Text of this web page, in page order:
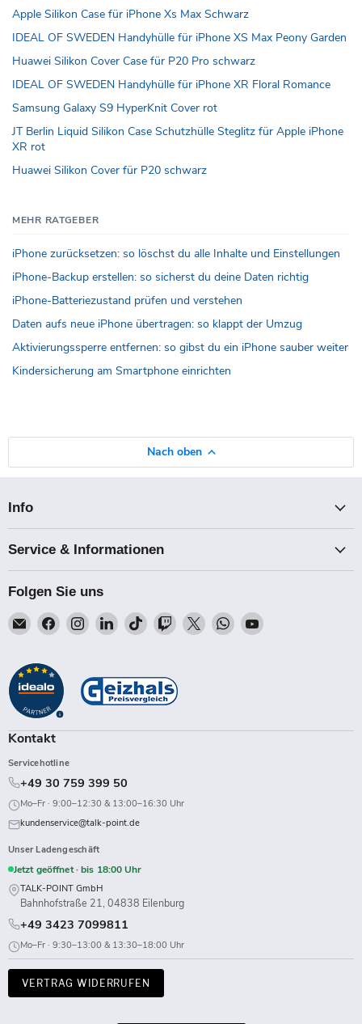
Apple Silikon Case für iPhone Xs Max Schwarz
IDEAL OF SWEDEN Handyhülle für iPhone XS Max Peony Garden
Huawei Silikon Cover Case für P20 Pro schwarz
IDEAL OF SWEDEN Handyhülle für iPhone XR Floral Romance
Samsung Galaxy S9 HyperKnit Cover rot
JT Berlin Liquid Silikon Case Schutzhülle Steglitz für Apple iPhone
XR rot
Huawei Silikon Cover für P20 schwarz
MEHR RATGEBER
iPhone zurücksetzen: so löschst du alle Inhalte und Einstellungen
iPhone-Backup erstellen: so sicherst du deine Daten richtig
iPhone-Batteriezustand prüfen und verstehen
Daten aufs neue iPhone übertragen: so klappt der Umzug
Aktivierungssperre entfernen: so gibst du ein iPhone sauber weiter
Kindersicherung am Smartphone einrichten
Nach oben
Info
Service & Informationen
Folgen Sie uns
Email
Talk-
Finden
Sie
auf
Facebook
Finden
Sie
auf
Instagram
Finden
Sie
auf
LinkedIn
Finden
Sie
auf
TikTok
Finden
Sie
Twitch
Finden
Sie
Finden
Sie
Finden
Kontakt
Servicehotline
+49 30 759 399 50
Mo–Fr · 9:00–12:30 & 13:00–16:30 Uhr
kundenservice@talk-point.de
Unser Ladengeschäft
Jetzt geöffnet · bis 18:00 Uhr
TALK-POINT GmbH
Bahnhofstraße 21, 04838 Eilenburg
+49 3423 7099811
Mo–Fr · 9:30–13:00 & 13:30–18:00 Uhr
VERTRAG WIDERRUFEN